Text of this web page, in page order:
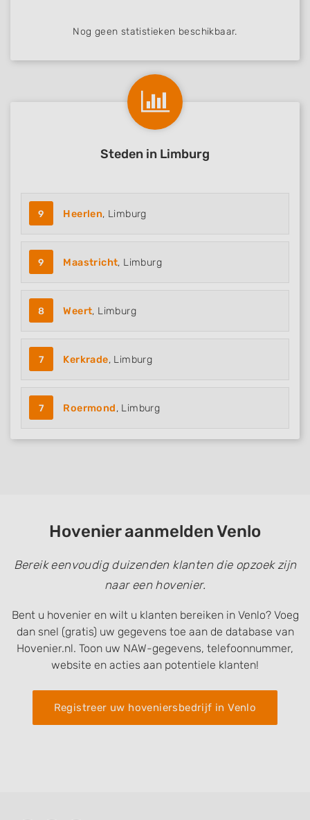
Nog geen statistieken beschikbaar.
Steden in Limburg
9 Heerlen, Limburg
9 Maastricht, Limburg
8 Weert, Limburg
7 Kerkrade, Limburg
7 Roermond, Limburg
Hovenier aanmelden Venlo
Bereik eenvoudig duizenden klanten die opzoek zijn
naar een hovenier.
Bent u hovenier en wilt u klanten bereiken in Venlo? Voeg
dan snel (gratis) uw gegevens toe aan de database van
Hovenier.nl. Toon uw NAW-gegevens, telefoonnummer,
website en acties aan potentiele klanten!
Registreer uw hoveniersbedrijf in Venlo